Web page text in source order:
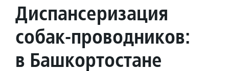
Диспансеризация
собак-проводников:
в Башкортостане